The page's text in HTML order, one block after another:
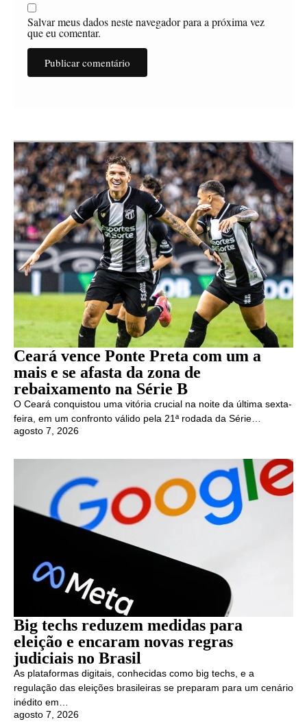
Salvar meus dados neste navegador para a próxima vez
que eu comentar.
Ceará vence Ponte Preta com um a
mais e se afasta da zona de
rebaixamento na Série B
O Ceará conquistou uma vitória crucial na noite da última sexta-
feira, em um confronto válido pela 21ª rodada da Série…
agosto 7, 2026
Big techs reduzem medidas para
eleição e encaram novas regras
judiciais no Brasil
As plataformas digitais, conhecidas como big techs, e a
regulação das eleições brasileiras se preparam para um cenário
inédito em…
agosto 7, 2026